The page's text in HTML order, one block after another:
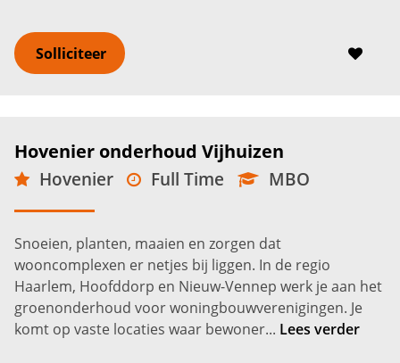
Solliciteer
Hovenier onderhoud Vijhuizen
Hovenier Full Time
MBO
Vijfhuizen
Snoeien, planten, maaien en zorgen dat
wooncomplexen er netjes bij liggen. In de regio
Haarlem, Hoofddorp en Nieuw-Vennep werk je aan het
groenonderhoud voor woningbouwverenigingen. Je
komt op vaste locaties waar bewoner... Lees verder